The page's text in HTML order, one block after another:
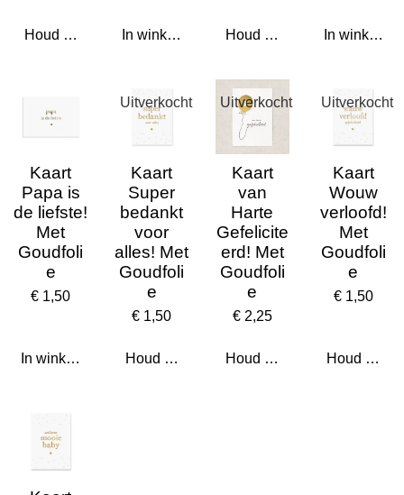
Houd mij op de hoogteIn winkelwagen Houd mij op de hoogte
In
Kaart
Papa is
de liefste!
Met
Goudfoli
e
€ 1,50
In winkelwagen
Uitverkocht
Kaart
Super
bedankt
voor
alles! Met
Goudfoli
e
€ 1,50
Houd mij op de hoogte
Uitverkocht
Kaart
van
Harte
Gefelicite
erd! Met
Goudfoli
e
€ 2,25
Houd mij op de hoogte
Uitverkocht
Kaart
Wouw
verloofd!
Met
Goudfoli
e
€ 1,50
Houd mij